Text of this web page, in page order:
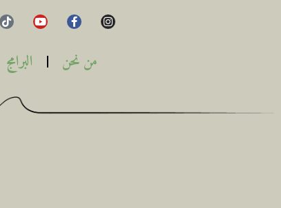
من نحن البرامج